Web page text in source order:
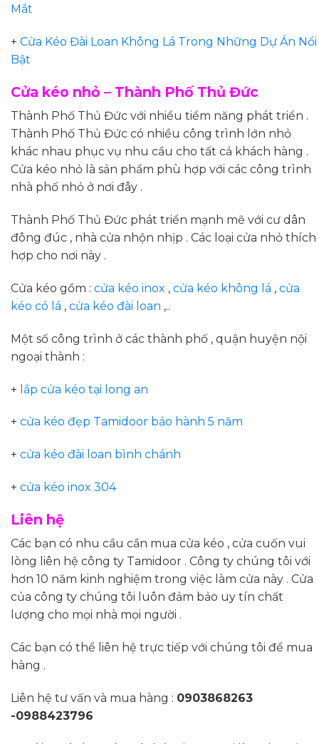
Mắt
+ Cửa Kéo Đài Loan Không Lá Trong Những Dự Án Nổi
Bật
Cửa kéo nhỏ – Thành Phố Thủ Đức
Thành Phố Thủ Đức với nhiều tiềm năng phát triển .
Thành Phố Thủ Đức có nhiều công trình lớn nhỏ
khác nhau phục vụ nhu cầu cho tất cả khách hàng .
Cửa kéo nhỏ là sản phẩm phù hợp với các công trình
nhà phố nhỏ ở nơi đây .
Thành Phố Thủ Đức phát triển mạnh mẽ với cư dân
đông đúc , nhà cửa nhộn nhịp . Các loại cửa nhỏ thích
hợp cho nơi này .
Cửa kéo gồm : cửa kéo inox , cửa kéo không lá , cửa
kéo có lá , cửa kéo đài loan ,..
Một số công trình ở các thành phố , quận huyện nội
ngoại thành :
+ lắp cửa kéo tại long an
+ cửa kéo đẹp Tamidoor bảo hành 5 năm
+ cửa kéo đài loan bình chánh
+ cửa kéo inox 304
Liên hệ
Các bạn có nhu cầu cần mua cửa kéo , cửa cuốn vui
lòng liên hệ công ty Tamidoor . Công ty chúng tôi với
hơn 10 năm kinh nghiệm trong việc làm cửa này . Cửa
của công ty chúng tôi luôn đảm bảo uy tín chất
lượng cho mọi nhà mọi người .
Các bạn có thể liên hệ trực tiếp với chúng tôi để mua
hàng .
Liên hệ tư vấn và mua hàng : 0903868263
-0988423796